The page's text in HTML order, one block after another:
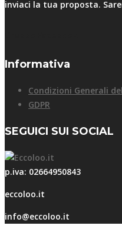
inviaci la tua proposta.
Informativa
Condizioni Generali
GDPR
SEGUICI SUI SOCIAL
p.iva: 02664950843
eccoloo.it
info@eccoloo.it